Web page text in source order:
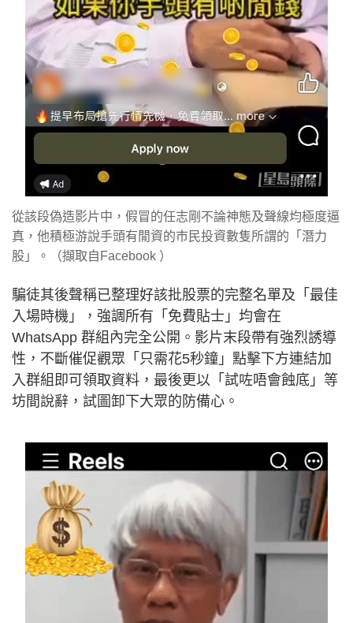
從該段偽造影片中，假冒的任志剛不論神態及聲線均極度逼
真，他積極游說手頭有閒資的市民投資數隻所謂的「潛力
股」。（擷取自Facebook ）
騙徒其後聲稱已整理好該批股票的完整名單及「最佳
入場時機」，強調所有「免費貼士」均會在
WhatsApp 群組內完全公開。影片末段帶有強烈誘導
性，不斷催促觀眾「只需花5秒鐘」點擊下方連結加
入群組即可領取資料，最後更以「試咗唔會蝕底」等
坊間說辭，試圖卸下大眾的防備心。